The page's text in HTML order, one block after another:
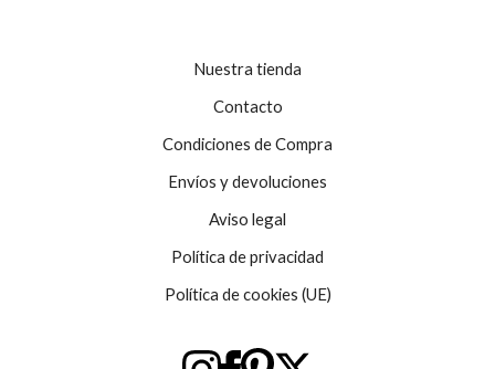
Nuestra tienda
Contacto
Condiciones de Compra
Envíos y devoluciones
Aviso legal
Política de privacidad
Política de cookies (UE)